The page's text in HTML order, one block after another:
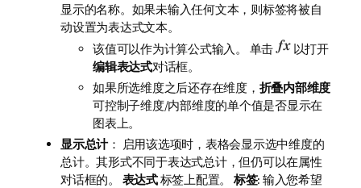
显示的名称。如果未输入任何文本，则标签将被自
动设置为表达式文本。
该值可以作为计算公式输入。 单击
以打开
编辑表达式对话框。
如果所选维度之后还存在维度， 折叠内部维度
可控制子维度/内部维度的单个值是否显示在
图表上。
显示总计： 启用该选项时，表格会显示选中维度的
总计。其形式不同于表达式总计，但仍可以在属性
对话框的。 表达式标签上配置。 标签: 输入您希望